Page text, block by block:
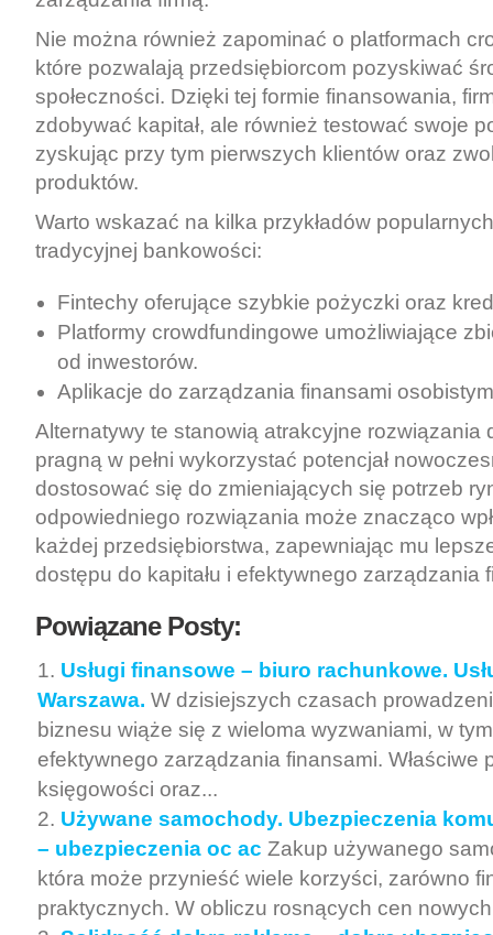
Nie można również zapominać o platformach
które pozwalają przedsiębiorcom pozyskiwać
społeczności. Dzięki tej formie finansowania,
zdobywać kapitał, ale również testować swoje
zyskując przy tym pierwszych klientów oraz
produktów.
Warto wskazać na kilka przykładów
tradycyjnej bankowości:
Fintechy oferujące szybkie pożyczki oraz
Platformy crowdfundingowe umożliwiające
od inwestorów.
Aplikacje do zarządzania finansami
Alternatywy te stanowią atrakcyjne rozwiązania
pragną w pełni wykorzystać potencjał
dostosować się do zmieniających się potrzeb
odpowiedniego rozwiązania może znacząco
każdej przedsiębiorstwa, zapewniając mu
dostępu do kapitału i efektywnego zarządzania
Powiązane Posty:
Usługi finansowe – biuro rachunkowe.
Warszawa. W dzisiejszych czasach
biznesu wiąże się z wieloma wyzwaniami, w
efektywnego zarządzania finansami. Właściwe
księgowości oraz...
Używane samochody. Ubezpieczenia
– ubezpieczenia oc ac Zakup używanego
która może przynieść wiele korzyści, zarówno
praktycznych. W obliczu rosnących cen